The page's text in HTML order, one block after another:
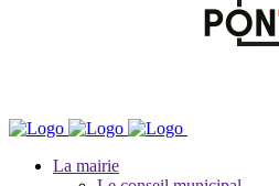
La mairie